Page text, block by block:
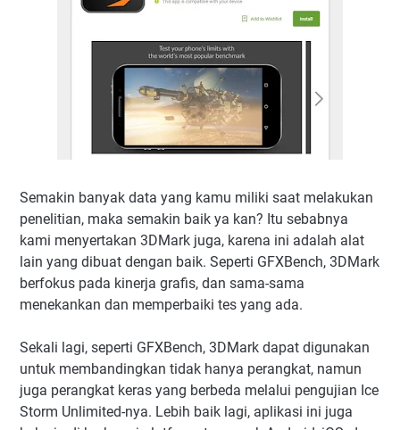
Semakin banyak data yang kamu miliki saat melakukan
penelitian, maka semakin baik ya kan? Itu sebabnya
kami menyertakan 3DMark juga, karena ini adalah alat
lain yang dibuat dengan baik. Seperti GFXBench, 3DMark
berfokus pada kinerja grafis, dan sama-sama
menekankan dan memperbaiki tes yang ada.
Sekali lagi, seperti GFXBench, 3DMark dapat digunakan
untuk membandingkan tidak hanya perangkat, namun
juga perangkat keras yang berbeda melalui pengujian Ice
Storm Unlimited-nya. Lebih baik lagi, aplikasi ini juga